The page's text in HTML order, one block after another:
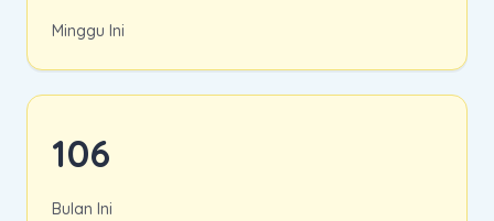
Minggu Ini
106
Bulan Ini